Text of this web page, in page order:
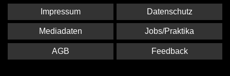
Impressum Datenschutz
Mediadaten Jobs/Praktika
AGB Feedback